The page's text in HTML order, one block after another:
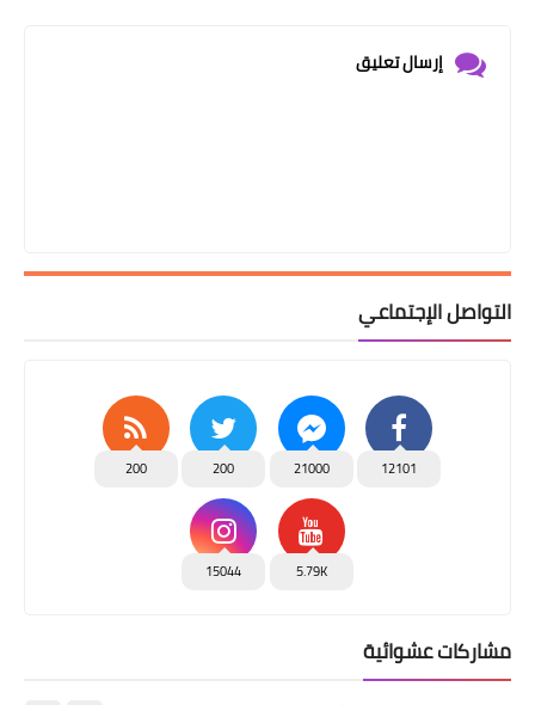
إرسال تعليق
التواصل الإجتماعي
12101
21000
200
200
5.79K
15044
مشاركات عشوائية